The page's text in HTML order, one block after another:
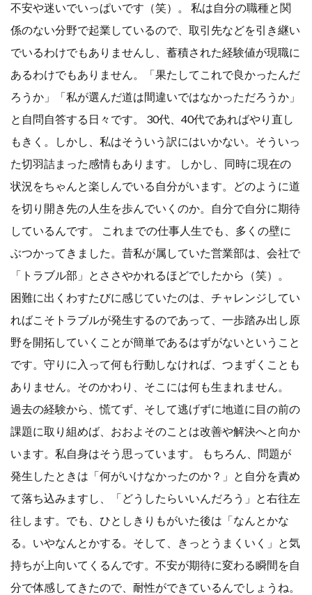
不安や迷いでいっぱいです（笑）。 私は自分の職種と関
係のない分野で起業しているので、取引先などを引き継い
でいるわけでもありませんし、蓄積された経験値が現職に
あるわけでもありません。「果たしてこれで良かったんだ
ろうか」「私が選んだ道は間違いではなかっただろうか」
と自問自答する日々です。 30代、40代であればやり直し
もきく。しかし、私はそういう訳にはいかない。そういっ
た切羽詰まった感情もあります。 しかし、同時に現在の
状況をちゃんと楽しんでいる自分がいます。どのように道
を切り開き先の人生を歩んでいくのか。自分で自分に期待
しているんです。 これまでの仕事人生でも、多くの壁に
ぶつかってきました。昔私が属していた営業部は、会社で
「トラブル部」とささやかれるほどでしたから（笑）。
困難に出くわすたびに感じていたのは、チャレンジしてい
ればこそトラブルが発生するのであって、一歩踏み出し原
野を開拓していくことが簡単であるはずがないということ
です。守りに入って何も行動しなければ、つまずくことも
ありません。そのかわり、そこには何も生まれません。
過去の経験から、慌てず、そして逃げずに地道に目の前の
課題に取り組めば、おおよそのことは改善や解決へと向か
います。私自身はそう思っています。 もちろん、問題が
発生したときは「何がいけなかったのか？」と自分を責め
て落ち込みますし、「どうしたらいいんだろう」と右往左
往します。でも、ひとしきりもがいた後は「なんとかな
る。いやなんとかする。そして、きっとうまくいく」と気
持ちが上向いてくるんです。不安が期待に変わる瞬間を自
分で体感してきたので、耐性ができているんでしょうね。